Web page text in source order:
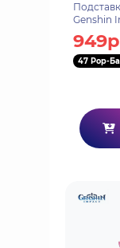
Genshin
Childe
694
47 Pop-